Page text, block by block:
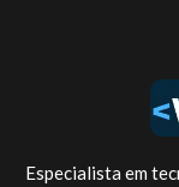
Especialista em